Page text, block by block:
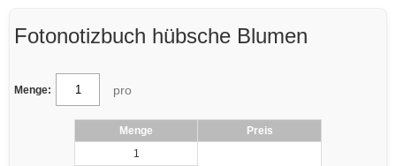
Fotonotizbuch hübsche Blumen
Menge: pro
Menge
Preis
1